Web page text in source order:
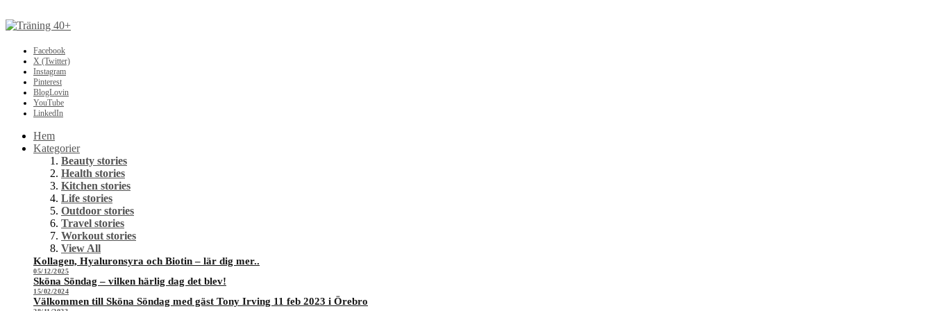
Facebook
X (Twitter)
Instagram
Pinterest
BlogLovin
YouTube
LinkedIn
Hem
Kategorier
Beauty stories
Health stories
Kitchen stories
Life stories
Outdoor stories
Travel stories
Workout stories
View All
Kollagen, Hyaluronsyra och Biotin – lär dig mer..
05/12/2025
Sköna Söndag – vilken härlig dag det blev!
15/02/2024
Välkommen till Sköna Söndag med gäst Tony Irving 11 feb 2023 i Örebro